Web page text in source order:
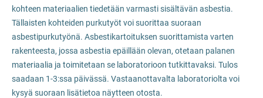
kohteen materiaalien tiedetään varmasti sisältävän asbestia.
Tällaisten kohteiden purkutyöt voi suorittaa suoraan
asbestipurkutyönä. Asbestikartoituksen suorittamista varten
rakenteesta, jossa asbestia epäillään olevan, otetaan palanen
materiaalia ja toimitetaan se laboratorioon tutkittavaksi. Tulos
saadaan 1-3:ssa päivässä. Vastaanottavalta laboratoriolta voi
kysyä suoraan lisätietoa näytteen otosta.